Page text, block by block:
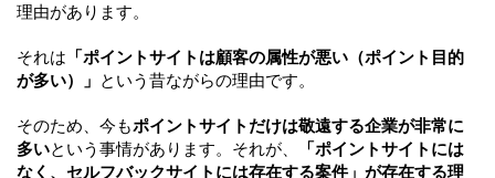
理由があります。
それは 「ポイントサイトは顧客の属性が悪い（ポイント目的
が多い）」 という昔ながらの理由です。
そのため、今もポイントサイトだけは敬遠する企業が非常に
多いという事情があります。それが、
「ポイントサイトには
なく、セルフバックサイトには存在する案件」が存在する理